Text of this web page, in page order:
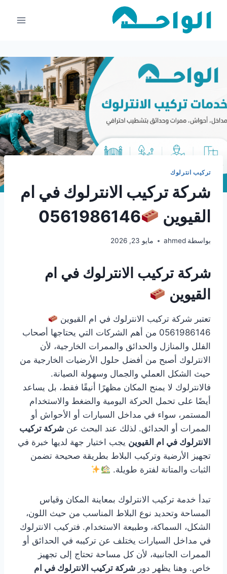
تركيب انترلوك
شركة تركيب الانترلوك في ام
القيوين
0561986146
بواسطة ahmed مايو 23, 2026
شركة تركيب الانترلوك في ام
القيوين
تعتبر شركة تركيب الانترلوك في ام القيوين
0561986146 من أهم الشركات التي يحتاجها أصحاب
الفلل والمنازل والحدائق والممرات الخارجية، لأن
الانترلوك أصبح من أفضل حلول الأرضيات الخارجية من
حيث الشكل العملي والجمال وسهولة الصيانة.
فالانترلوك لا يمنح المكان مظهرًا أنيقًا فقط، بل يساعد
أيضًا على تحمل الحركة اليومية والضغط والاستخدام
المستمر، سواء في مداخل السيارات أو الأحواش أو
الممرات أو الحدائق. لذلك عند البحث عن شركة تركيب
الانترلوك في ام القيوين يجب اختيار جهة لديها خبرة في
تجهيز الأرضية وتركيب البلاط بطريقة صحيحة تضمن
الثبات والمتانة لفترة طويلة.
تبدأ خدمة تركيب الانترلوك بمعاينة المكان وقياس
المساحة وتحديد نوع البلاط المناسب من حيث اللون،
الشكل، السماكة، وطبيعة الاستخدام. فتركيب الانترلوك
في مداخل السيارات يختلف عن تركيبه في الحدائق أو
الممرات الجانبية، لأن كل مساحة تحتاج إلى تجهيز
خاص. وهنا يظهر دور شركة تركيب الانترلوك في ام